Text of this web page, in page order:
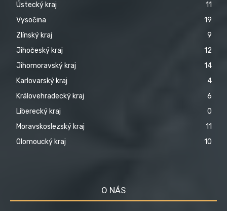
Ústecký kraj
11
Vysočina
19
Zlínský kraj
9
Jihočeský kraj
12
Jihomoravský kraj
14
Karlovarský kraj
4
Královehradecký kraj
6
Liberecký kraj
0
Moravskoslezský kraj
11
Olomoucký kraj
10
O NÁS